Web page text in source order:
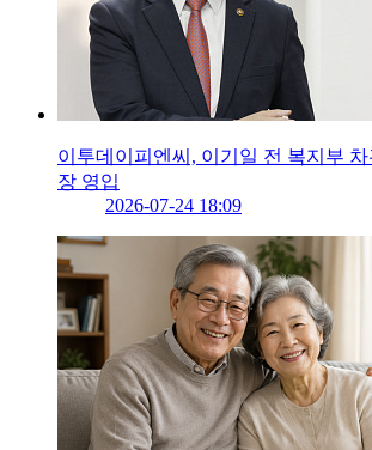
이투데이피엔씨, 이기일 전 복지부
장 영입
2026-07-24 18:09